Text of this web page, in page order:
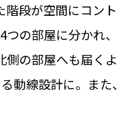
段が空間にコント
の部屋に分かれ、
側の部屋へも届くよ
動線設計に。また、